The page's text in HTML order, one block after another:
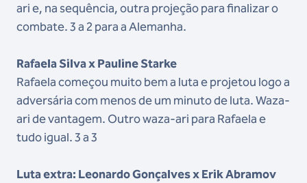
ari e, na sequência, outra projeção para finalizar o
combate. 3 a 2 para a Alemanha.
Rafaela Silva x Pauline Starke
Rafaela começou muito bem a luta e projetou logo a
adversária com menos de um minuto de luta. Waza-
ari de vantagem. Outro waza-ari para Rafaela e
tudo igual. 3 a 3
Luta extra: Leonardo Gonçalves x Erik Abramov